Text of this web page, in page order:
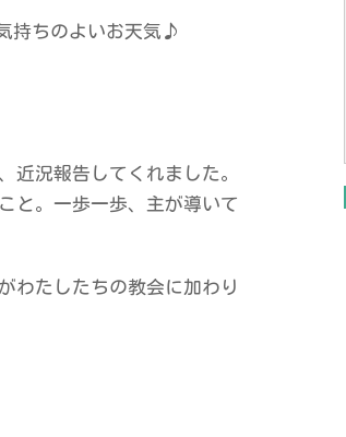
持ちのよいお天気♪
近況報告してくれました。
と。一歩一歩、主が導いて
わたしたちの教会に加わり